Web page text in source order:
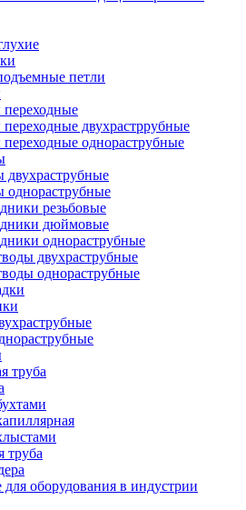
петли
двухрастррубные
однораструбные
двухраструбные
однораструбные
резьбовые
дюймовые
однораструбные
двухраструбные
однораструбные
труба
труба